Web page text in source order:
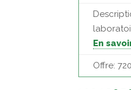
En
Offre: